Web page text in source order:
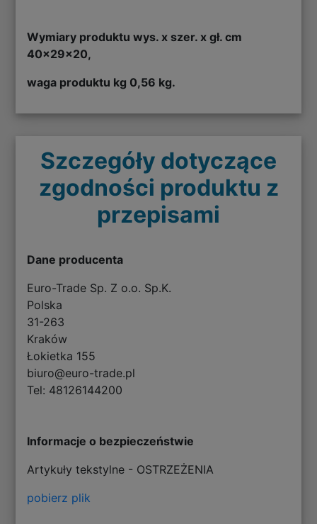
Wymiary produktu wys. x szer. x gł. cm
40x29x20,
waga produktu kg 0,56 kg.
Szczegóły dotyczące
zgodności produktu z
przepisami
Dane producenta
Euro-Trade Sp. Z o.o. Sp.K.
Polska
31-263
Kraków
Łokietka 155
biuro@euro-trade.pl
Tel: 48126144200
Informacje o bezpieczeństwie
Artykuły tekstylne - OSTRZEŻENIA
pobierz plik